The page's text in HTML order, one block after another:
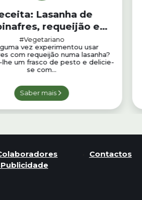
Lasanha de
requeijão e
pesto
#Vegetariano
vez experimentou usar
com requeijão numa lasanha?
um frasco de pesto e delicie-
se com...
Saber mais
Contactos
Publicidade